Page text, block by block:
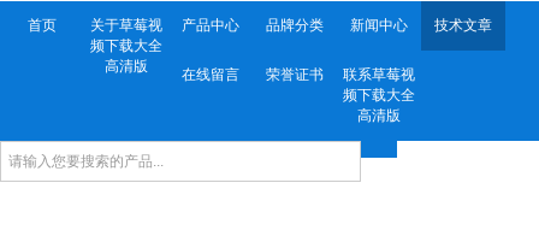
首页
关于草莓视
频下载大全
高清版
产品中心 品牌分类 新闻中心 技术文章
在线留言 荣誉证书
联系草莓视
频下载大全
高清版